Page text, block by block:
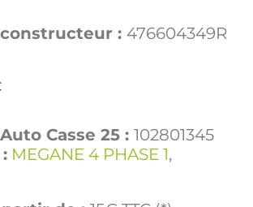
: 476604349R
Casse 25 : 102801345
MEGANE 4 PHASE 1,